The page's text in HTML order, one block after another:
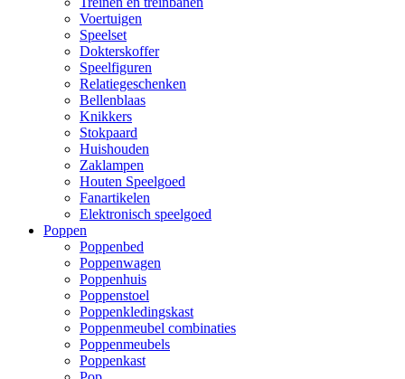
Voertuigen
Speelset
Dokterskoffer
Speelfiguren
Relatiegeschenken
Bellenblaas
Knikkers
Stokpaard
Huishouden
Zaklampen
Houten Speelgoed
Fanartikelen
Elektronisch speelgoed
Poppen
Poppenbed
Poppenwagen
Poppenhuis
Poppenstoel
Poppenkledingskast
Poppenmeubel combinaties
Poppenmeubels
Poppenkast